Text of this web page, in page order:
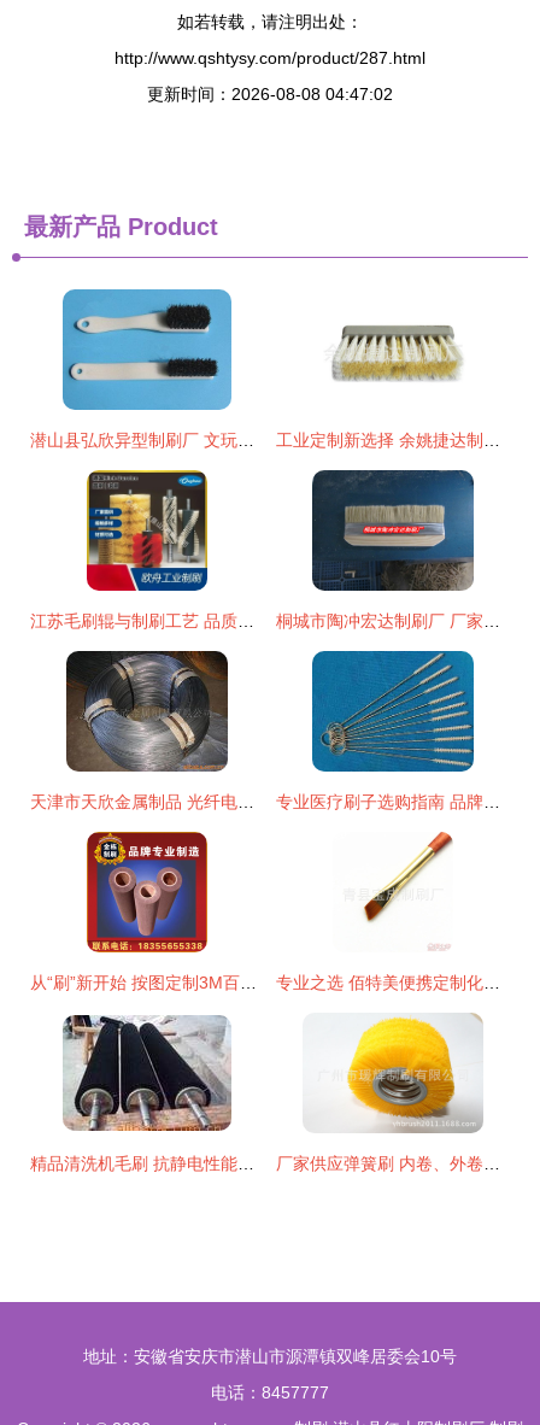
如若转载，请注明出处：
http://www.qshtysy.com/product/287.html
更新时间：2026-08-08 04:47:02
最新产品 Product
地址：安徽省安庆市潜山市源潭镇双峰居委会10号
电话：8457777